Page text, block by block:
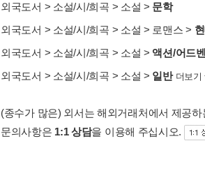
외국도서 > 소설/시/희곡 > 소설 > 문학
외국도서 > 소설/시/희곡 > 소설 > 로맨스 >
외국도서 > 소설/시/희곡 > 소설 > 액션/어드
외국도서 > 소설/시/희곡 > 소설 > 일반 더보기
(종수가 많은) 외서는 해외거래처에서 제공
문의사항은 1:1 상담을 이용해 주십시오.